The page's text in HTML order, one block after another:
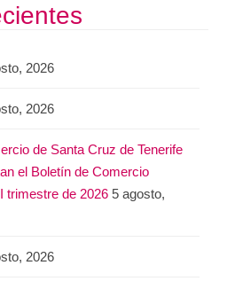
2026
2026
de Santa Cruz de Tenerife
el Boletín de Comercio
trimestre de 2026 5 agosto,
2026